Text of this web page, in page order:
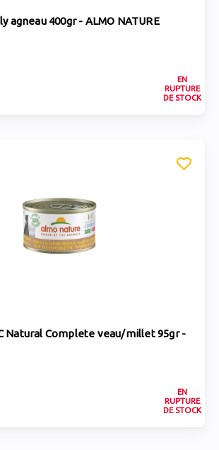
agneau 400gr - ALMO NATURE
EN
RUPTURE
DE STOCK
Natural Complete veau/millet 95gr -
EN
RUPTURE
DE STOCK